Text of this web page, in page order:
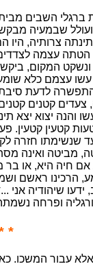
ברגלי השבים
שבמעיה
צרותיה,
הטתה עצמה
המקום,
עשו עצמם כלא
לדעת
צעדים קטנים
והנה יצוא יצא
קטעין קטעין.
עד שנשימתו חזרה
מביטה ואינה
חיה היא, או בר
הרכינו ראשם
ידעו שיהודיה
ופרחה
*
עבור המשכו.